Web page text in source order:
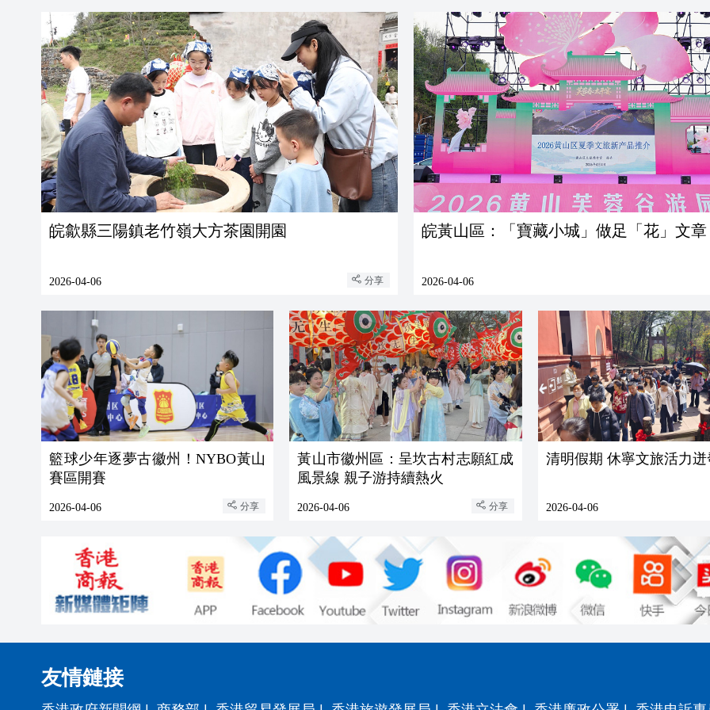
皖歙縣三陽鎮老竹嶺大方茶園開園
2026-04-06 分享
皖黃山區：「寶藏小城」做足「花」文章
2026-04-06
籃球少年逐夢古徽州！NYBO黃山
賽區開賽
2026-04-06 分享
黃山市徽州區：呈坎古村志願紅成
風景線 親子游持續熱火
2026-04-06 分享
清明假期 休寧文旅活力迸
2026-04-06
友情鏈接